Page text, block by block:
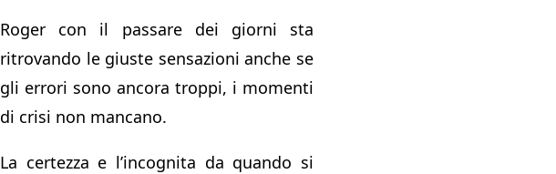
Roger con il passare dei giorni sta
ritrovando le giuste sensazioni anche se
gli errori sono ancora troppi, i momenti
di crisi non mancano.
La certezza e l’incognita da quando si